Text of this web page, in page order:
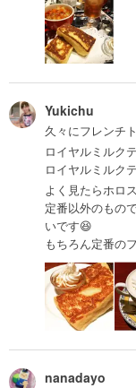
Yukichu
久々にフレンチ
ロイヤルミルク
ロイヤルミルク
よく見たらホロ
定番以外のもの
いです😆
もちろん定番の
nanadayo